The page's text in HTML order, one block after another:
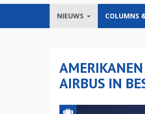
NIEUWS COLUMNS
AMERIKANEN
AIRBUS IN